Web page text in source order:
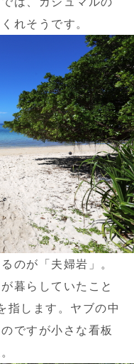
れそうです。
のが「夫婦岩」。
暮らしていたこと
指します。ヤブの中
ですが小さな看板